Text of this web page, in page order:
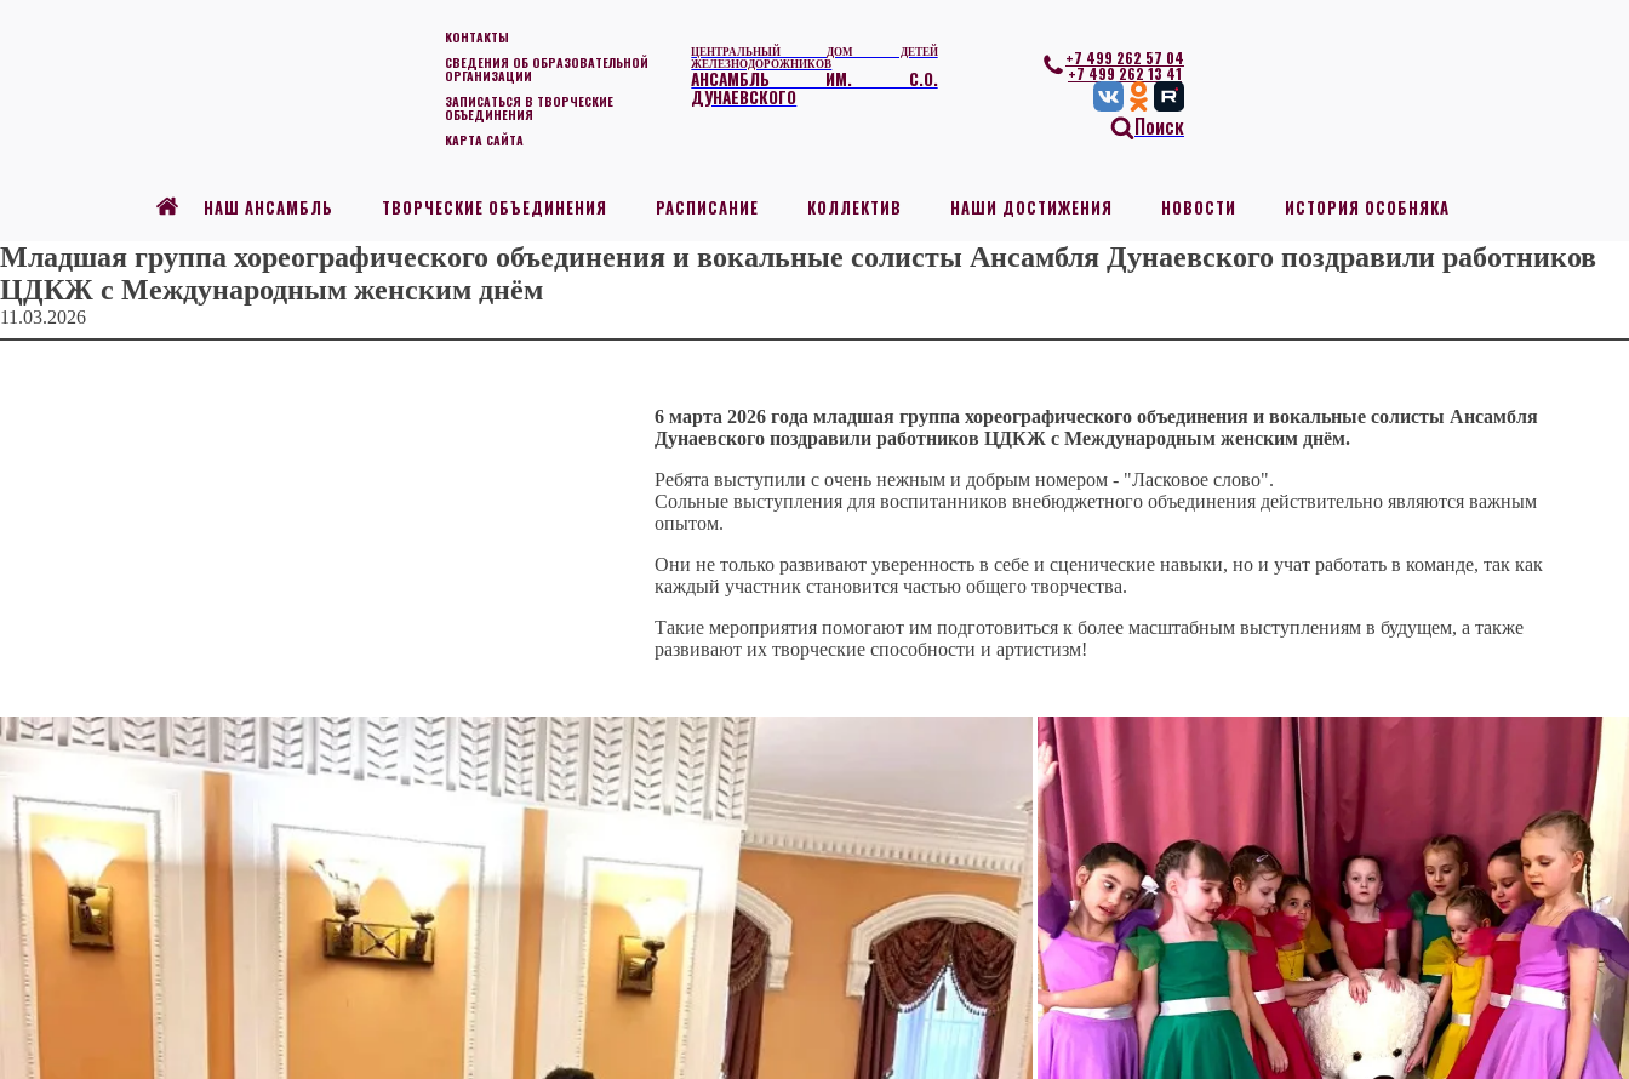
КОНТАКТЫ
СВЕДЕНИЯ ОБ ОБРАЗОВАТЕЛЬНОЙ
ОРГАНИЗАЦИИ
ЗАПИСАТЬСЯ В ТВОРЧЕСКИЕ
ОБЪЕДИНЕНИЯ
КАРТА САЙТА
ЦЕНТРАЛЬНЫЙ ДОМ ДЕТЕЙ
ЖЕЛЕЗНОДОРОЖНИКОВ
АНСАМБЛЬ ИМ. С.О.
ДУНАЕВСКОГО
+7 499 262 57 04
+7 499 262 13 41
Поиск
НАШ АНСАМБЛЬ ТВОРЧЕСКИЕ ОБЪЕДИНЕНИЯ РАСПИСАНИЕ КОЛЛЕКТИВ НАШИ ДОСТИЖЕНИЯ НОВОСТИ ИСТОРИЯ ОСОБНЯКА
Младшая группа хореографического объединения и вокальные солисты Ансамбля Дунаевского поздравили работников
ЦДКЖ с Международным женским днём
11.03.2026
6 марта 2026 года младшая группа хореографического объединения и вокальные солисты Ансамбля
Дунаевского поздравили работников ЦДКЖ с Международным женским днём.
Ребята выступили с очень нежным и добрым номером - "Ласковое слово".
Сольные выступления для воспитанников внебюджетного объединения действительно являются важным
опытом.
Они не только развивают уверенность в себе и сценические навыки, но и учат работать в команде, так как
каждый участник становится частью общего творчества.
Такие мероприятия помогают им подготовиться к более масштабным выступлениям в будущем, а также
развивают их творческие способности и артистизм!